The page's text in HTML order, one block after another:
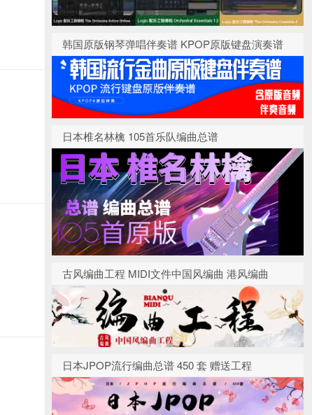
韩国原版钢琴弹唱伴奏谱 KPOP原版键盘演奏谱
日本椎名林檎 105首乐队编曲总谱
古风编曲工程 MIDI文件中国风编曲 港风编曲
日本JPOP流行编曲总谱 450 套 赠送工程